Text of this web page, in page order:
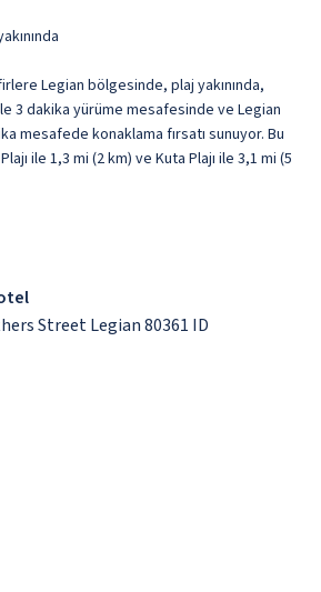
Legian bölgesinde, plaj yakınında,
3 dakika yürüme mesafesinde ve Legian
mesafede konaklama fırsatı sunuyor. Bu
ile 1,3 mi (2 km) ve Kuta Plajı ile 3,1 mi (5
Street Legian 80361 ID